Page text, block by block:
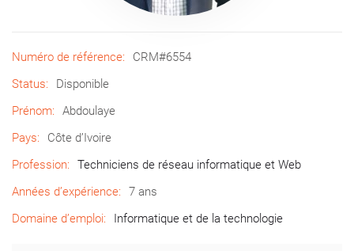
Numéro de référence:
CRM#6554
Status:
Disponible
Prénom:
Abdoulaye
Pays:
Côte d’Ivoire
Profession:
Techniciens de réseau informatique et Web
Années d’expérience:
7 ans
Domaine d’emploi:
Informatique et de la technologie